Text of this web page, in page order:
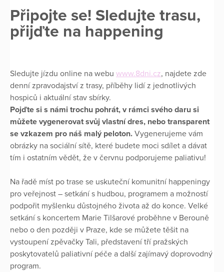
Připojte se! Sledujte trasu,
přijďte na happening
Sledujte jízdu online na webu www.8dni.cz, najdete zde
denní zpravodajství z trasy, příběhy lidí z jednotlivých
hospiců i aktuální stav sbírky.
Pojďte si s námi trochu pohrát, v rámci svého daru si
můžete vygenerovat svůj vlastní dres, nebo transparent
se vzkazem pro náš malý peloton. Vygenerujeme vám
obrázky na sociální sítě, které budete moci sdílet a dávat
tím i ostatním vědět, že v červnu podporujeme paliativu!
Na řadě míst po trase se uskuteční komunitní happeningy
pro veřejnost – setkání s hudbou, programem a možností
podpořit myšlenku důstojného života až do konce. Velké
setkání s koncertem Marie Tilšarové proběhne v Berouně
nebo o den později v Praze, kde se můžete těšit na
vystoupení zpěvačky Tali, představení tří pražských
poskytovatelů paliativní péče a další zajímavý doprovodný
program.